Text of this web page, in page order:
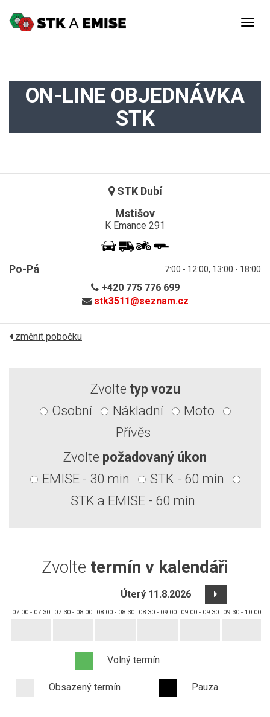
ON-LINE OBJEDNÁVKA
STK
STK Dubí
Mstišov
K Emance 291
Po-Pá 7:00 - 12:00, 13:00 - 18:00
+420 775 776 699
stk3511@seznam.cz
změnit pobočku
Zvolte typ vozu
Osobní
Nákladní
Moto
Přívěs
Zvolte požadovaný úkon
EMISE - 30 min
STK - 60 min
STK a EMISE - 60 min
Zvolte termín v kalendáři
Úterý 11.8.2026
07:00 - 07:30 07:30 - 08:00 08:00 - 08:30 08:30 - 09:00 09:00 - 09:30 09:30 - 10:00
Volný termín
Obsazený termín Pauza